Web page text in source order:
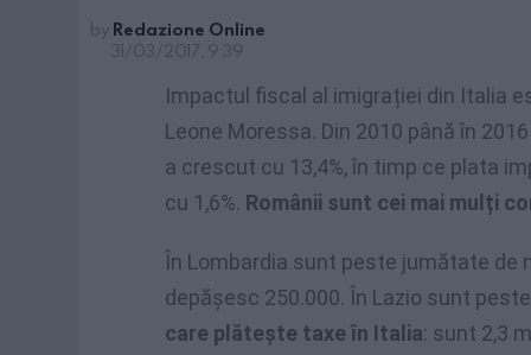
by Redazione Online
31/03/2017, 9:39
Impactul fiscal al imigrației din Italia
Leone Moressa. Din 2010 până în
a crescut cu 13,4%, în timp ce plata
cu 1,6%. Românii sunt cei mai mulți
În Lombardia sunt peste jumătate de
depășesc 250.000. În Lazio sunt
care plătește taxe în Italia: sunt 2,3